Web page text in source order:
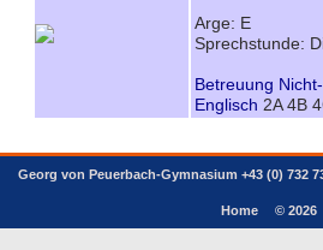
Arge: E
Sprechstunde:
Betreuung
Englisch 2A 4B
Georg von Peuerbach-Gymnasium +43 (0) 732
Home © 2026